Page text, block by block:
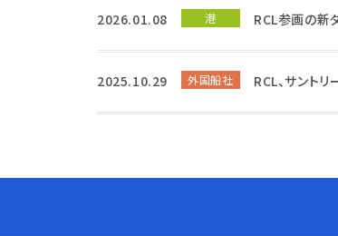
2026.01.08 港 RCL参画の新
2025.10.29 外国船社 RCL、サント